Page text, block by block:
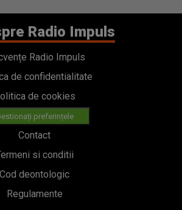
Radio Impuls
Radio Impuls
de confidentialitate
de cookies
preferințele
Contact
si conditii
Cod deontologic
Regulamente